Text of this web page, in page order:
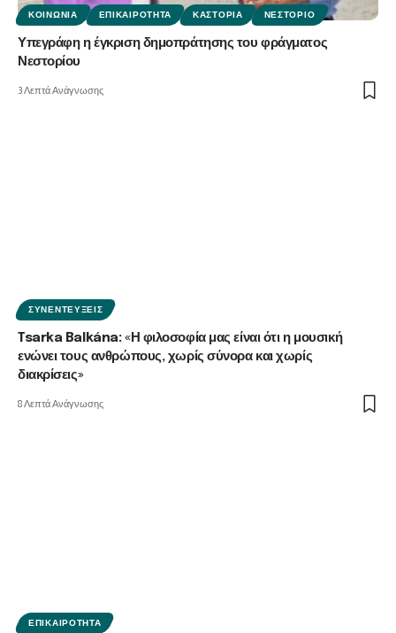
ΚΟΙΝΩΝΊΑ ΕΠΙΚΑΙΡΌΤΗΤΑ ΚΑΣΤΟΡΙΆ ΝΕΣΤΌΡΙΟ
Υπεγράφη η έγκριση δημοπράτησης του φράγματος
Νεστορίου
3 Λεπτά Ανάγνωσης
ΣΥΝΕΝΤΕΎΞΕΙΣ
Tsarka Balkána: «Η φιλοσοφία μας είναι ότι η μουσική
ενώνει τους ανθρώπους, χωρίς σύνορα και χωρίς
διακρίσεις»
8 Λεπτά Ανάγνωσης
ΕΠΙΚΑΙΡΌΤΗΤΑ